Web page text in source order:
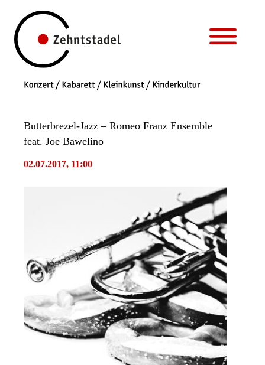
Butterbrezel-Jazz – Romeo Franz Ensemble
feat. Joe Bawelino
02.07.2017, 11:00